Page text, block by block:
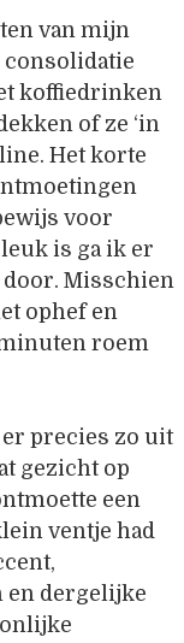
van mijn
koffiedrinken
of ze ‘in
Het korte
voor
is ga ik er
Misschien
ophef en
roem
precies zo uit
gezicht op
een
ventje had
en dergelijke